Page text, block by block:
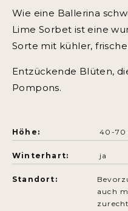
Wie eine Ballerina
Lime Sorbet ist eine
Sorte mit kühler,
Entzückende Blüten,
Pompons.
Höhe: 40-70
Winterhart: ja
Standort:
auch
zurecht.